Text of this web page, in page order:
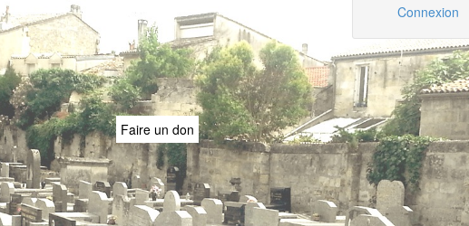
Connexion
Faire un don